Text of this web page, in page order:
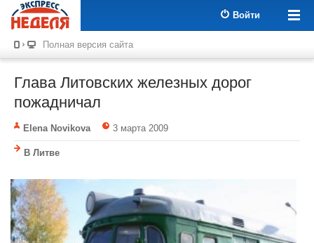
Войти
Полная версия сайта
Глава Литовских железных дорог
пожадничал
Elena Novikova 3 марта 2009
В Литве